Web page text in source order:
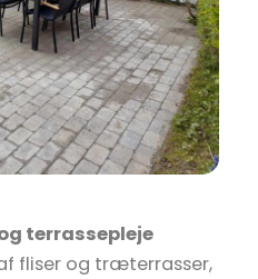
terrassepleje
fliser og træterrasser,